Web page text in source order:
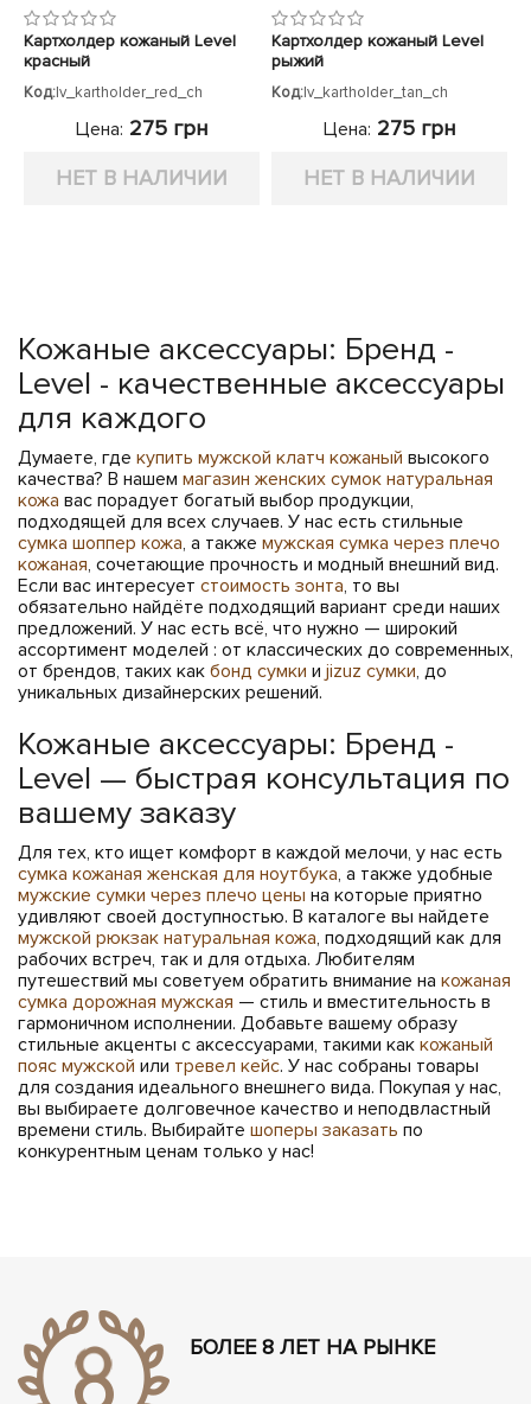
Картхолдер кожаный Level
красный
Код:lv_kartholder_red_ch
Цена: 275 грн
НЕТ В НАЛИЧИИ
Картхолдер кожаный Level
рыжий
Код:lv_kartholder_tan_ch
Цена: 275 грн
НЕТ В НАЛИЧИИ
Кожаные аксессуары: Бренд -
Level - качественные аксессуары
для каждого
Думаете, где купить мужской клатч кожаный высокого
качества? В нашем магазин женских сумок натуральная
кожа вас порадует богатый выбор продукции,
подходящей для всех случаев. У нас есть стильные
сумка шоппер кожа, а также мужская сумка через плечо
кожаная, сочетающие прочность и модный внешний вид.
Если вас интересует стоимость зонта, то вы
обязательно найдёте подходящий вариант среди наших
предложений. У нас есть всё, что нужно — широкий
ассортимент моделей : от классических до современных,
от брендов, таких как бонд сумки и jizuz сумки, до
уникальных дизайнерских решений.
Кожаные аксессуары: Бренд -
Level — быстрая консультация по
вашему заказу
Для тех, кто ищет комфорт в каждой мелочи, у нас есть
сумка кожаная женская для ноутбука, а также удобные
мужские сумки через плечо цены на которые приятно
удивляют своей доступностью. В каталоге вы найдете
мужской рюкзак натуральная кожа, подходящий как для
рабочих встреч, так и для отдыха. Любителям
путешествий мы советуем обратить внимание на кожаная
сумка дорожная мужская — стиль и вместительность в
гармоничном исполнении. Добавьте вашему образу
стильные акценты с аксессуарами, такими как кожаный
пояс мужской или тревел кейс. У нас собраны товары
для создания идеального внешнего вида. Покупая у нас,
вы выбираете долговечное качество и неподвластный
времени стиль. Выбирайте шоперы заказать по
конкурентным ценам только у нас!
БОЛЕЕ 8 ЛЕТ НА РЫНКЕ